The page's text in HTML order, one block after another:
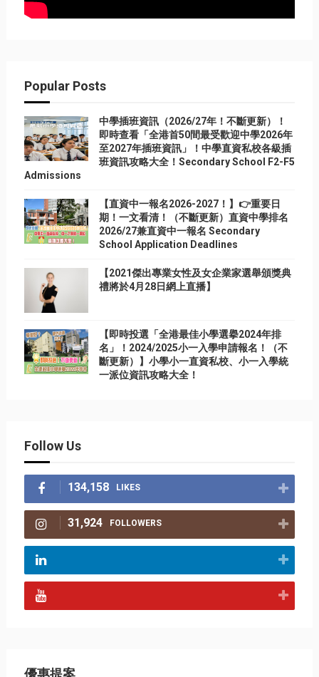
Popular Posts
中學插班資訊（2026/27年！不斷更新）！
即時查看「全港首50間最受歡迎中學2026年
至2027年插班資訊」！中學直資私校各級插
班資訊攻略大全！Secondary School F2-F5
Admissions
【直資中一報名2026-2027！】👉重要日
期！一文看清！（不斷更新）直資中學排名
2026/27兼直資中一報名 Secondary
School Application Deadlines
【2021傑出專業女性及女企業家選舉頒獎典
禮將於4月28日網上直播】
【即時投選「全港最佳小學選擧2024年排
名」！2024/2025小一入學申請報名！（不
斷更新）】小學小一直資私校、小一入學統
一派位資訊攻略大全！
Follow Us
134,158 LIKES
31,924 FOLLOWERS
優惠提案